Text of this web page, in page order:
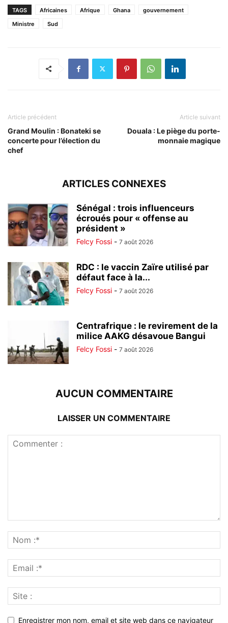
TAGS Africaines Afrique Ghana
gouvernement
Ministre
Sud
Article précédent
Grand Moulin : Bonateki se
concerte pour l’élection du
chef
Article suivant
Douala : Le piège du porte-
monnaie magique
ARTICLES CONNEXES
Sénégal : trois influenceurs
écroués pour « offense au
président »
Felcy Fossi - 7 août 2026
RDC : le vaccin Zaïre utilisé par
défaut face à la...
Felcy Fossi - 7 août 2026
Centrafrique : le revirement de la
milice AAKG désavoue Bangui
Felcy Fossi - 7 août 2026
AUCUN COMMENTAIRE
LAISSER UN COMMENTAIRE
Enregistrer mon nom, email et site web dans ce navigateur